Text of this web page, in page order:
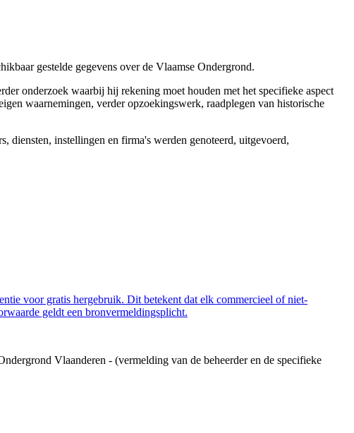
gestelde gegevens over de Vlaamse Ondergrond.
onderzoek waarbij hij rekening moet houden met het specifieke aspect
waarnemingen, verder opzoekingswerk, raadplegen van historische
diensten, instellingen en firma's werden genoteerd, uitgevoerd,
voor gratis hergebruik. Dit betekent dat elk commercieel of niet-
geldt een bronvermeldingsplicht.
Vlaanderen - (vermelding van de beheerder en de specifieke